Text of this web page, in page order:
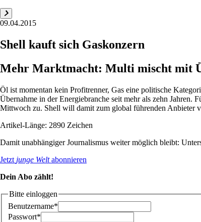
09.04.2015
Shell kauft sich Gaskonzern
Mehr Marktmacht: Multi mischt mit
Öl ist momentan kein Profitrenner, Gas eine politische
Übernahme in der Energiebranche seit mehr als zehn
Mittwoch zu. Shell will damit zum global führenden Anbieter
Artikel-Länge: 2890 Zeichen
Damit unabhängiger Journalismus weiter möglich bleibt:
Jetzt junge Weltabonnieren
Dein Abo zählt!
Bitte einloggen
Benutzername*
Passwort*